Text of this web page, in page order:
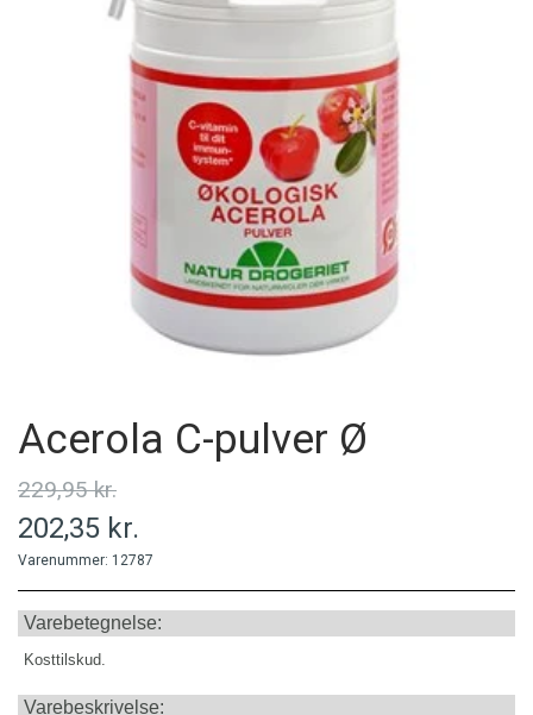
KOSTTILSKUD
VITAMINER
MINERALER
PERSONLIG PLEJE
Acerola C-pulver Ø
229,95 kr.
202,35 kr.
Varenummer: 12787
Varebetegnelse:
Kosttilskud.
Varebeskrivelse: